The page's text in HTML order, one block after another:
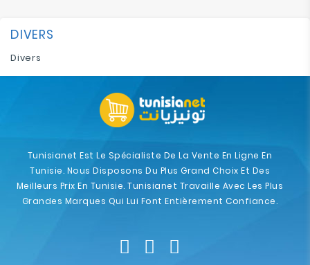
DIVERS
Divers
Tunisianet Est Le Spécialiste De La Vente En Ligne En
Tunisie. Nous Disposons Du Plus Grand Choix Et Des
Meilleurs Prix En Tunisie. Tunisianet Travaille Avec Les Plus
Grandes Marques Qui Lui Font Entièrement Confiance.